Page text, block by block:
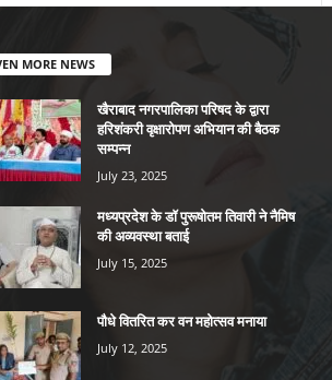
MORE NEWS
खैराबाद नगरपालिका परिषद के द्वारा
हरिशंकरी वृक्षारोपण अभियान की बैठक
सम्पन्न
July 23, 2025
मध्यप्रदेश के डॉ पुरूषोतम तिवारी ने नैमिष
की अव्यवस्था बताई
July 15, 2025
पौधे वितरित कर वन महोत्सव मनाया
July 12, 2025